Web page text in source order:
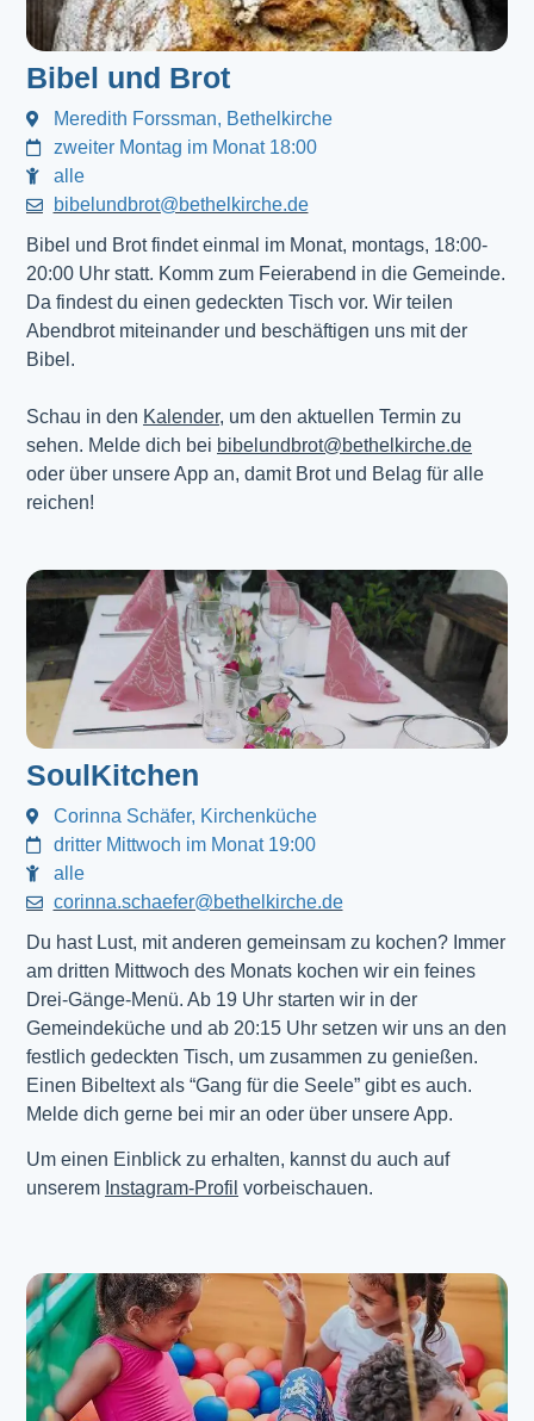
Bibel und Brot
Meredith Forssman, Bethelkirche
zweiter Montag im Monat 18:00
alle
bibelundbrot@bethelkirche.de
Bibel und Brot findet einmal im Monat, montags, 18:00-
20:00 Uhr statt. Komm zum Feierabend in die Gemeinde.
Da findest du einen gedeckten Tisch vor. Wir teilen
Abendbrot miteinander und beschäftigen uns mit der
Bibel.
Schau in den Kalender, um den aktuellen Termin zu
sehen. Melde dich bei bibelundbrot@bethelkirche.de
oder über unsere App an, damit Brot und Belag für alle
reichen!
SoulKitchen
Corinna Schäfer, Kirchenküche
dritter Mittwoch im Monat 19:00
alle
corinna.schaefer@bethelkirche.de
Du hast Lust, mit anderen gemeinsam zu kochen? Immer
am dritten Mittwoch des Monats kochen wir ein feines
Drei-Gänge-Menü. Ab 19 Uhr starten wir in der
Gemeindeküche und ab 20:15 Uhr setzen wir uns an den
festlich gedeckten Tisch, um zusammen zu genießen.
Einen Bibeltext als “Gang für die Seele” gibt es auch.
Melde dich gerne bei mir an oder über unsere App.
Um einen Einblick zu erhalten, kannst du auch auf
unserem Instagram-Profil vorbeischauen.